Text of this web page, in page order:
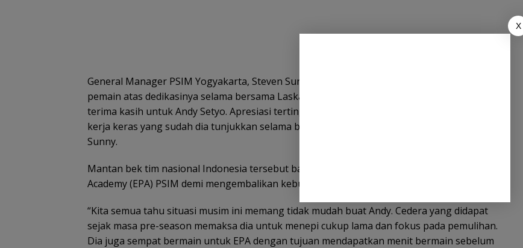
General Manager PSIM Yogyakarta, Steven Sunny memberikan apresiasi kepada sang
pemain atas dedikasinya selama bersama Laskar Mataram. “Kami ingin mengucapkan
terima kasih untuk Andy Setyo. Apresiasi tertinggi kita berikan untuk profesionalisme dan
kerja keras yang sudah dia tunjukkan selama bersama Laskar Mataram,” kata Steven
Sunny.
Mantan bek tim nasional Indonesia tersebut bahkan sempat turun membantu tim Elite Pro
Academy (EPA) PSIM demi mengembalikan kebugarannya saat cedera.
“Kita semua tahu situasi musim ini memang tidak mudah buat Andy. Cedera yang didapat
sejak masa pre-season memaksa dia untuk menepi cukup lama dan fokus pada pemulihan.
Dia juga sempat bermain untuk EPA dengan tujuan mendapatkan menit bermain sebelum
X